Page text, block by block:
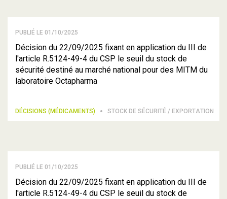
PUBLIÉ LE 01/10/2025
Décision du 22/09/2025 fixant en application du III de
l'article R.5124-49-4 du CSP le seuil du stock de
sécurité destiné au marché national pour des MITM du
laboratoire Octapharma
DÉCISIONS (MÉDICAMENTS) STOCK DE SÉCURITÉ / EXPORTATION
PUBLIÉ LE 01/10/2025
Décision du 22/09/2025 fixant en application du III de
l'article R.5124-49-4 du CSP le seuil du stock de